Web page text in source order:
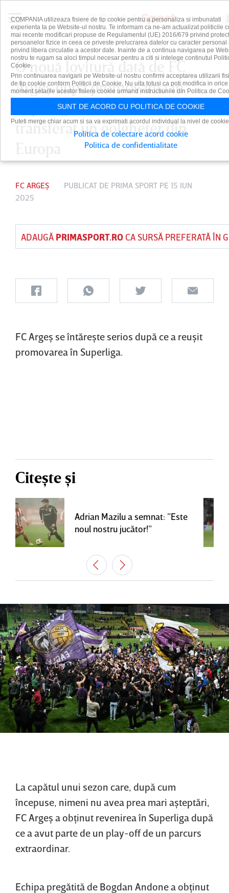
O nouă lovitură dată de FC
Argeş după promovarea în
Superliga! Piteştenii au
transferat un golgheter din
FC ARGEȘ PUBLICAT DE PRIMA SPORT PE 15 IUN
2025
ADAUGĂ PRIMASPORT.ROCA SURSĂ PREFERATĂ ÎN
FC Argeş se întăreşte serios după ce a reuşit
promovarea în Superliga.
Citește și
Adrian Mazilu a semnat: ”Este
noul nostru jucător!”
La capătul unui sezon care, după cum
începuse, nimeni nu avea prea mari aşteptări,
FC Argeş a obţinut revenirea în Superliga după
ce a avut parte de un play-off de un parcurs
extraordinar.
Echipa pregătită de Bogdan Andone a obţinut
COMPANIA utilizeaza fisiere de tip cookie pentru a personaliza si imbunatati
experienta ta pe Website-ul nostru. Te informam ca ne-am actualizat politicile
mai recente modificari propuse de Regulamentul (UE) 2016/679 privind
persoanelor fizice in ceea ce priveste prelucrarea datelor cu caracter personal
privind libera circulatie a acestor date. Inainte de a continua navigarea pe
nostru te rugam sa aloci timpul necesar pentru a citi si intelege continutul
Cookie.
Prin continuarea navigarii pe Website-ul nostru confirmi acceptarea utilizarii
de tip cookie conform Politicii de Cookie. Nu uita totusi ca poti modifica in orice
moment setarile acestor fisiere cookie urmand instructiunile din Politica de
SUNT DE ACORD CU POLITICA DE COOKIE
Puteti merge chiar acum si sa va exprimati acordul individual la nivel de
Politica de colectare acord cookie
Politica de confidentialitate